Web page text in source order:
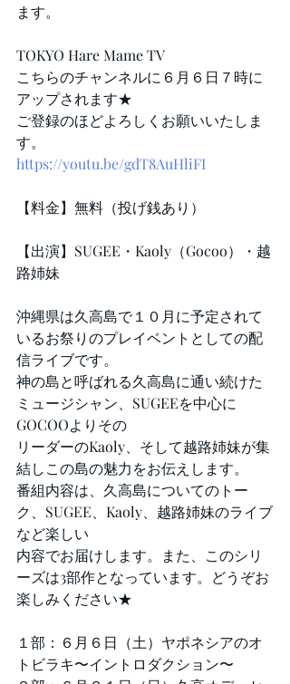
ます。
TOKYO Hare Mame TV
こちらのチャンネルに６月６日７時に
アップされます★
ご登録のほどよろしくお願いいたしま
す。
https://youtu.be/gdT8AuHliFI
【料金】無料（投げ銭あり）
【出演】SUGEE・Kaoly（Gocoo）・越
路姉妹
沖縄県は久高島で１０月に予定されて
いるお祭りのプレイベントとしての配
信ライブです。
神の島と呼ばれる久高島に通い続けた
ミュージシャン、SUGEEを中心に
GOCOOよりその
リーダーのKaoly、そして越路姉妹が集
結しこの島の魅力をお伝えします。
番組内容は、久高島についてのトー
ク、SUGEE、Kaoly、越路姉妹のライブ
など楽しい
内容でお届けします。また、このシリ
ーズは3部作となっています。どうぞお
楽しみください★
１部：６月６日（土）ヤポネシアのオ
トビラキ〜イントロダクション〜